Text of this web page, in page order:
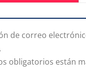
de correo
obligatorios están